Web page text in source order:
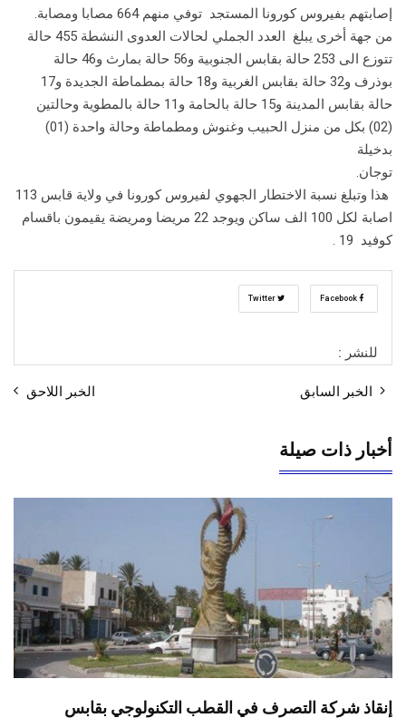
إصابتهم بفيروس كورونا المستجد توفي منهم 664 مصابا ومصابة.
من جهة أخرى يبلغ العدد الجملي لحالات العدوى النشطة 455 حالة
تتوزع الى 253 حالة بقابس الجنوبية و56 حالة بمارث و46 حالة
بوذرف و32 حالة بقابس الغربية و18 حالة بمطماطة الجديدة و17
حالة بقابس المدينة و15 حالة بالحامة و11 حالة بالمطوية وحالتين
(02) بكل من منزل الحبيب وغنوش ومطماطة وحالة واحدة (01)
بدخيلة
توجان.
هذا وتبلغ نسبة الاختطار الجهوي لفيروس كورونا في ولاية قابس 113
اصابة لكل 100 الف ساكن ويوجد 22 مريضا ومريضة يقيمون باقسام
كوفيد 19 .
للنشر :
الخبر السابق الخبر اللاحق
أخبار ذات صيلة
إنقاذ شركة التصرف في القطب التكنولوجي بقابس